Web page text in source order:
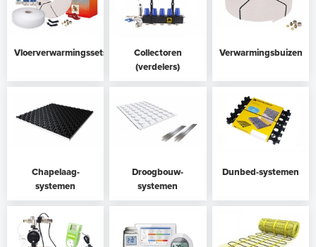
Vloerverwarmingssets
Collectoren
(verdelers)
Verwarmingsbuizen
Chapelaag-
systemen
Droogbouw-
systemen
Dunbed-systemen